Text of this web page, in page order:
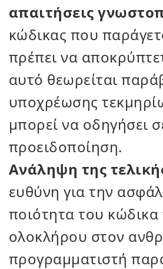
απαιτήσεις
κώδικας που
πρέπει να
αυτό θεωρείται
υποχρέωσης
μπορεί να οδηγήσει
προειδοποίηση.
Ανάληψη της
ευθύνη για την
ποιότητα του κώδικα
ολοκλήρου στον
προγραμματιστή